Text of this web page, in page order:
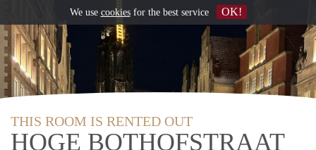
THIS ROOM IS RENTED OUT
HOGE BOTHOFSTRAAT
We use cookiesfor the best service OK!